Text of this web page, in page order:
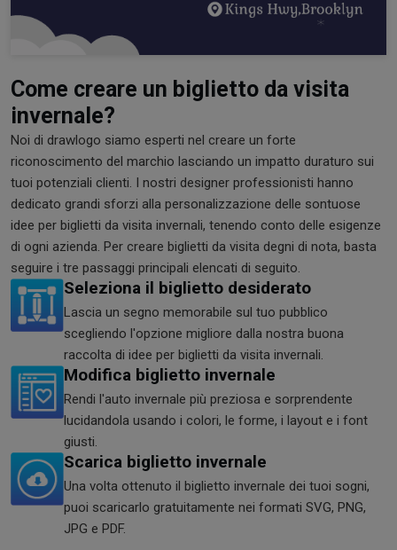
Come creare un biglietto da visita
invernale?
Noi di drawlogo siamo esperti nel creare un forte
riconoscimento del marchio lasciando un impatto duraturo sui
tuoi potenziali clienti. I nostri designer professionisti hanno
dedicato grandi sforzi alla personalizzazione delle sontuose
idee per biglietti da visita invernali, tenendo conto delle esigenze
di ogni azienda. Per creare biglietti da visita degni di nota, basta
seguire i tre passaggi principali elencati di seguito.
Seleziona il biglietto desiderato
Lascia un segno memorabile sul tuo pubblico
scegliendo l'opzione migliore dalla nostra buona
raccolta di idee per biglietti da visita invernali.
Modifica biglietto invernale
Rendi l'auto invernale più preziosa e sorprendente
lucidandola usando i colori, le forme, i layout e i font
giusti.
Scarica biglietto invernale
Una volta ottenuto il biglietto invernale dei tuoi sogni,
puoi scaricarlo gratuitamente nei formati SVG, PNG,
JPG e PDF.